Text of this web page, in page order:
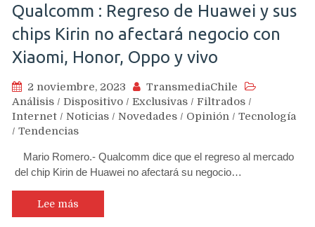
Qualcomm : Regreso de Huawei y sus
chips Kirin no afectará negocio con
Xiaomi, Honor, Oppo y vivo
2 noviembre, 2023
TransmediaChile
Análisis / Dispositivo / Exclusivas / Filtrados /
Internet / Noticias / Novedades / Opinión / Tecnología
/ Tendencias
Mario Romero.- Qualcomm dice que el regreso al mercado
del chip Kirin de Huawei no afectará su negocio…
Lee más